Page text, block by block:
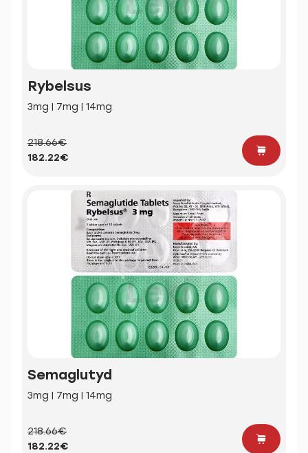
Rybelsus
3mg | 7mg | 14mg
218.66€
182.22€
Semaglutyd
3mg | 7mg | 14mg
218.66€
182.22€